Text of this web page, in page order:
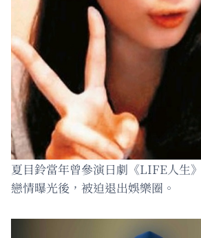
夏目鈴當年曾參演日劇《LIFE人生
戀情曝光後，被迫退出娛樂圈。